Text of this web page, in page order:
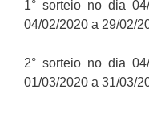
1° sorteio no dia
04/02/2020 a 29/02/
2° sorteio no dia
01/03/2020 a 31/03/